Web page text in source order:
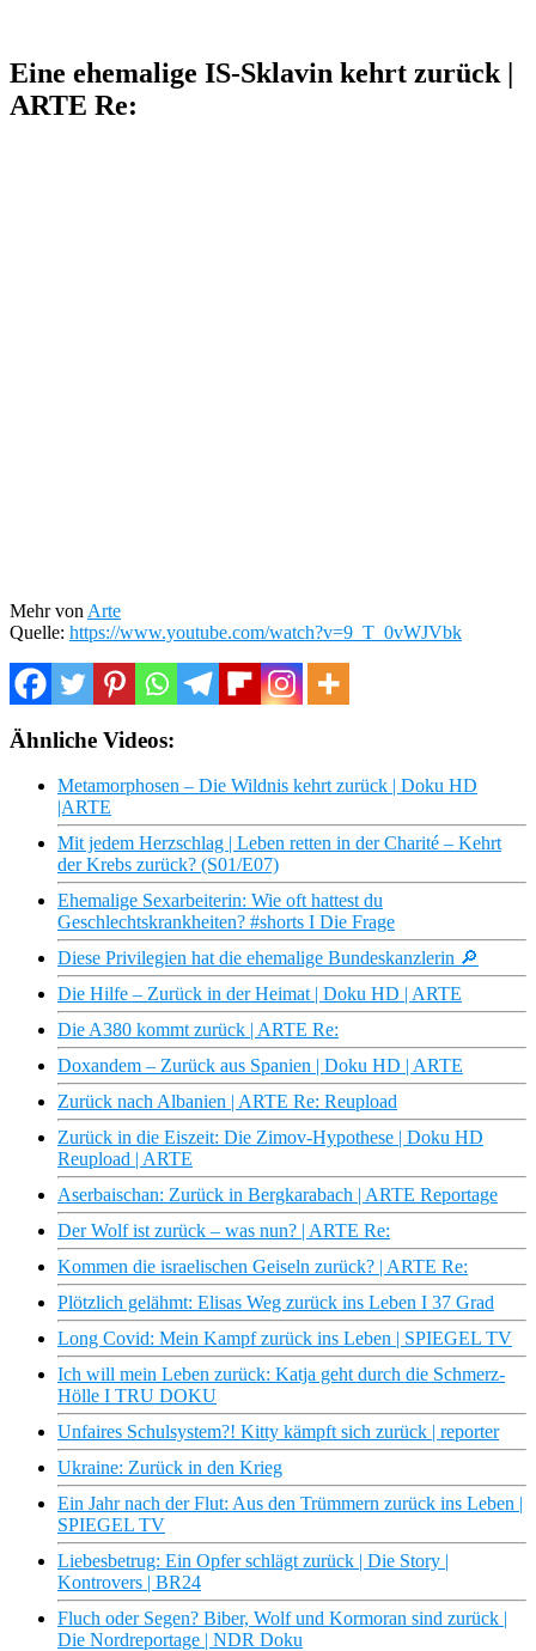
Eine ehemalige IS-Sklavin kehrt zurück |
ARTE Re:
Mehr von Arte
Quelle: https://www.youtube.com/watch?v=9_T_0vWJVbk
Ähnliche Videos:
Metamorphosen – Die Wildnis kehrt zurück | Doku HD
|ARTE
Mit jedem Herzschlag | Leben retten in der Charité – Kehrt
der Krebs zurück? (S01/E07)
Ehemalige Sexarbeiterin: Wie oft hattest du
Geschlechtskrankheiten? #shorts I Die Frage
Diese Privilegien hat die ehemalige Bundeskanzlerin 🔎
Die Hilfe – Zurück in der Heimat | Doku HD | ARTE
Die A380 kommt zurück | ARTE Re:
Doxandem – Zurück aus Spanien | Doku HD | ARTE
Zurück nach Albanien | ARTE Re: Reupload
Zurück in die Eiszeit: Die Zimov-Hypothese | Doku HD
Reupload | ARTE
Aserbaischan: Zurück in Bergkarabach | ARTE Reportage
Der Wolf ist zurück – was nun? | ARTE Re:
Kommen die israelischen Geiseln zurück? | ARTE Re:
Plötzlich gelähmt: Elisas Weg zurück ins Leben I 37 Grad
Long Covid: Mein Kampf zurück ins Leben | SPIEGEL TV
Ich will mein Leben zurück: Katja geht durch die Schmerz-
Hölle I TRU DOKU
Unfaires Schulsystem?! Kitty kämpft sich zurück | reporter
Ukraine: Zurück in den Krieg
Ein Jahr nach der Flut: Aus den Trümmern zurück ins Leben |
SPIEGEL TV
Liebesbetrug: Ein Opfer schlägt zurück | Die Story |
Kontrovers | BR24
Fluch oder Segen? Biber, Wolf und Kormoran sind zurück |
Die Nordreportage | NDR Doku